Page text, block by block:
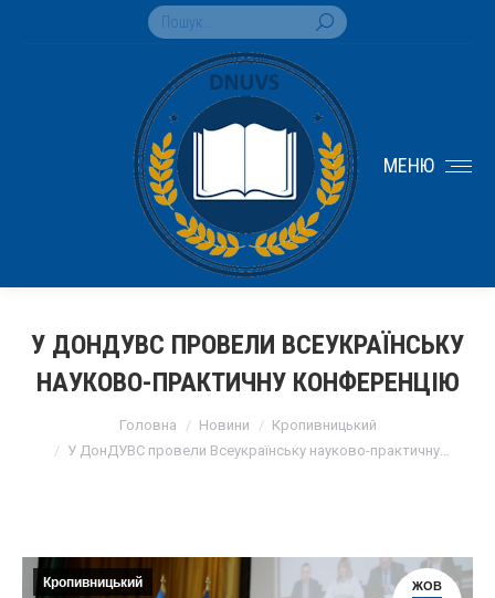
Search:
МЕНЮ
У ДОНДУВС ПРОВЕЛИ ВСЕУКРАЇНСЬКУ
НАУКОВО-ПРАКТИЧНУ КОНФЕРЕНЦІЮ
Головна Новини
Кропивницький
У ДонДУВС провели Всеукраїнську науково-практичну…
ЖОВ
Кропивницький